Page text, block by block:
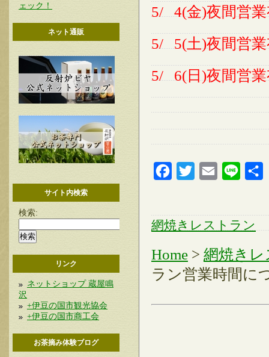
ェック！
ネット通販
サイト内検索
検索:
リンク
ネットショップ 蔵屋鳴
沢
+伊豆の国市観光協会
+伊豆の国市商工会
お茶摘み体験ブログ
5/ 4(金)夜間営
5/ 5(土)夜間営
5/ 6(日)夜間営
FacebookTwitter Email Line
網焼きレストラン
Home > 網焼き
ラン営業時間に